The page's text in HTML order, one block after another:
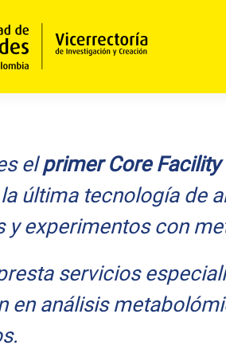
elprimer Core
última tecnología de
y experimentos con
servicios
en análisis